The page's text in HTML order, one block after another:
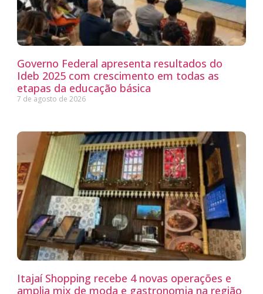
Governo Federal apresenta resultados do
Ideb 2025 com crescimento em todas as
etapas da educação básica
7 de agosto de 2026
Itajaí Shopping recebe 4 novas operações e
amplia mix de moda e gastronomia na região